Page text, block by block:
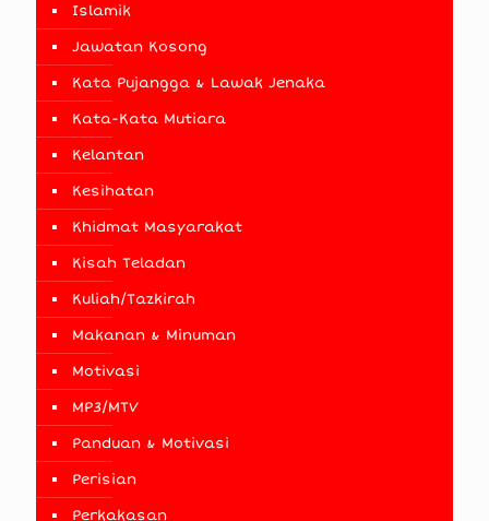
Islamik
Jawatan Kosong
Kata Pujangga & Lawak Jenaka
Kata-Kata Mutiara
Kelantan
Kesihatan
Khidmat Masyarakat
Kisah Teladan
Kuliah/Tazkirah
Makanan & Minuman
Motivasi
MP3/MTV
Panduan & Motivasi
Perisian
Perkakasan